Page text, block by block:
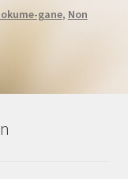
gane, Non